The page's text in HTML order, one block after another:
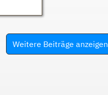
Weitere Beiträge anzeigen